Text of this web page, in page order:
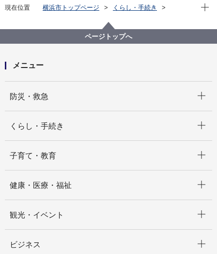
現在位置 横浜市トップページ
くらし・手続き
移動図書館「はまかぜ号」
熱中症警戒アラートまたは熱中症特別警戒アラート発
表日は巡回を中止します（移動図書館はまかぜ号）
現在
ページトップへ
メニュー
防災・救急
くらし・手続き
子育て・教育
健康・医療・福祉
観光・イベント
ビジネス